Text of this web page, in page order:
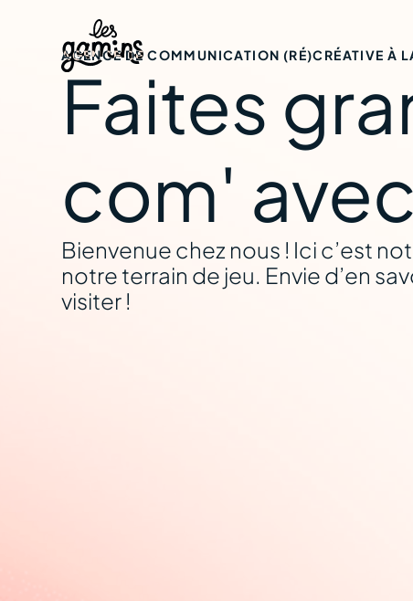
La
AGENCE DE COMMUNICATION (RÉ)CRÉATIVE À
Faites
com'
Bienvenue chez nous ! Ici c’est
notre terrain de jeu. Envie d’en
visiter !